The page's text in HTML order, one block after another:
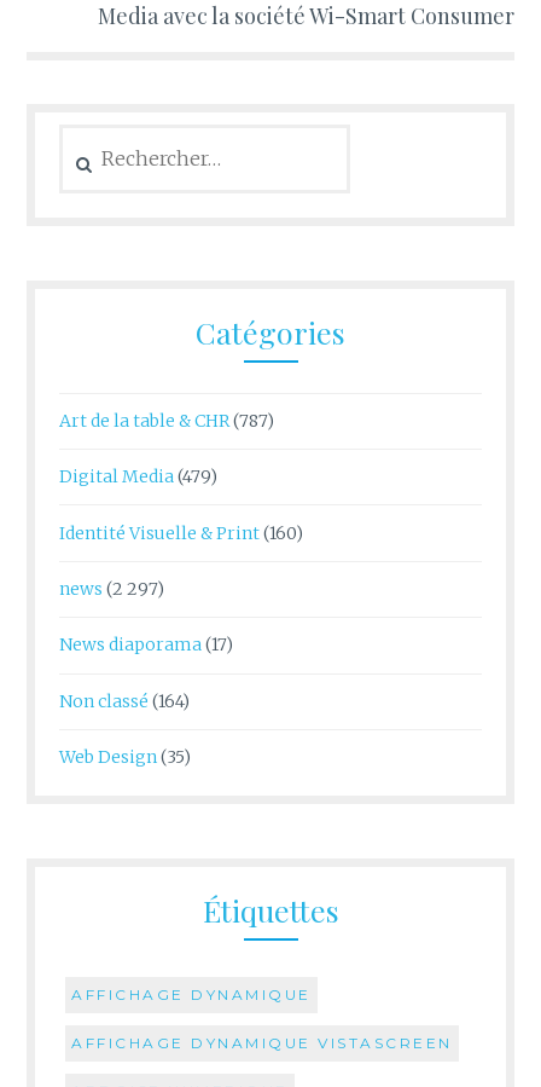
Media avec la société Wi-Smart Consumer
Catégories
Art de la table & CHR(787)
Digital Media(479)
Identité Visuelle & Print(160)
news (2 297)
News diaporama(17)
Non classé (164)
Web Design(35)
Étiquettes
AFFICHAGE DYNAMIQUE
AFFICHAGE DYNAMIQUE VISTASCREEN